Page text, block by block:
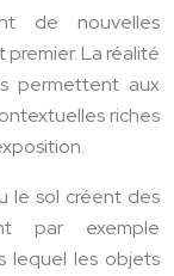
de nouvelles
La réalité
permettent aux
riches
le sol créent des
par exemple
lequel les objets